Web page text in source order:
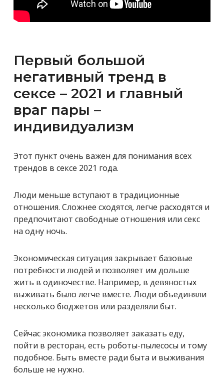
Первый большой
негативный тренд в
сексе – 2021 и главный
враг пары –
индивидуализм
Этот пункт очень важен для понимания всех
трендов в сексе 2021 года.
Люди меньше вступают в традиционные
отношения. Сложнее сходятся, легче расходятся и
предпочитают свободные отношения или секс
на одну ночь.
Экономическая ситуация закрывает базовые
потребности людей и позволяет им дольше
жить в одиночестве. Например, в девяностых
выживать было легче вместе. Люди объединяли
несколько бюджетов или разделяли быт.
Сейчас экономика позволяет заказать еду,
пойти в ресторан, есть роботы-пылесосы и тому
подобное. Быть вместе ради быта и выживания
больше не нужно.